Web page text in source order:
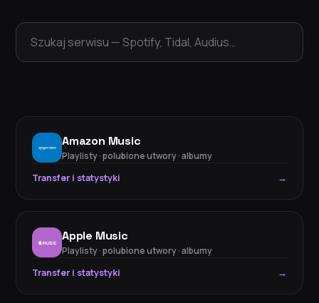
Amazon Music
Playlisty · polubione utwory · albumy
Transfer i statystyki
→
Apple Music
Playlisty · polubione utwory · albumy
Transfer i statystyki
→